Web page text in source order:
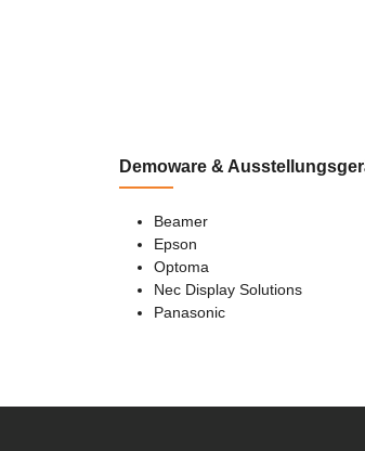
Demoware &
Beamer
Epson
Optoma
Nec Display Solutions
Panasonic